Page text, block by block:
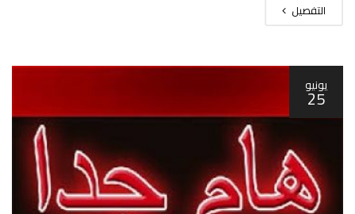
التفصيل
يونيو
25